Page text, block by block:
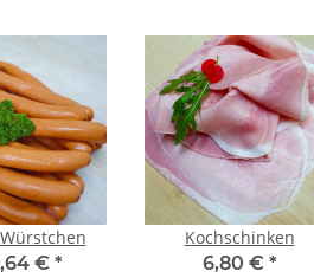
€ *
Kochschinken
6,80 € *